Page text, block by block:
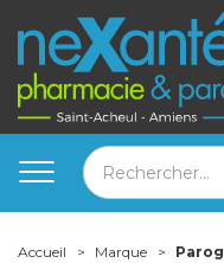
Accueil Marque